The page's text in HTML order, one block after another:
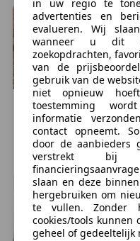
Meer informatie
Algemene informatie
Modelreeks:okt. 2020
Technische informatie
Koppel:200 Nm
Wielbasis:256 cm
Tankinhoud:40 liter
Acceleratie (0-100):
Topsnelheid:195 km/u
Milieu
Energielabel:C
SEATIbiza
€ 17.450 1
79.009 km, 05/2021
BRUMMEN, NL
in uw regio te
advertenties en
evalueren. Wij
wanneer u dit
zoekopdrachten,
van de
gebruik van de
niet opnieuw
toestemming
informatie
contact opneemt.
door de aanbieders
verstrekt bij
slaan en deze
hergebruiken om
te vullen. Zonder
cookies/tools kunnen
geheel of